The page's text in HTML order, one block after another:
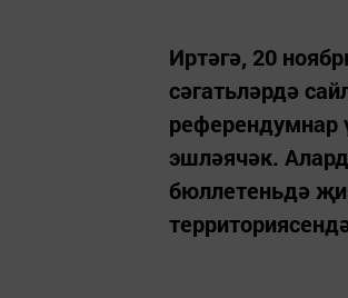
Иртәгә, 20
сәгатьләрдә
референдумнар
эшләячәк.
бюллетеньдә